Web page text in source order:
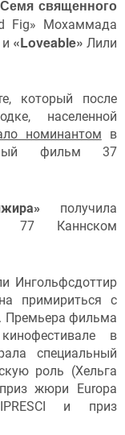
священного
Fig» Мохаммада
«Loveable» Лили
который после
населенной
номинантом в
фильм 37
получила
77 Каннском
Ингольфсдоттир
примириться с
Премьера фильма
в
специальный
роль (Хельга
жюри Europa
и приз